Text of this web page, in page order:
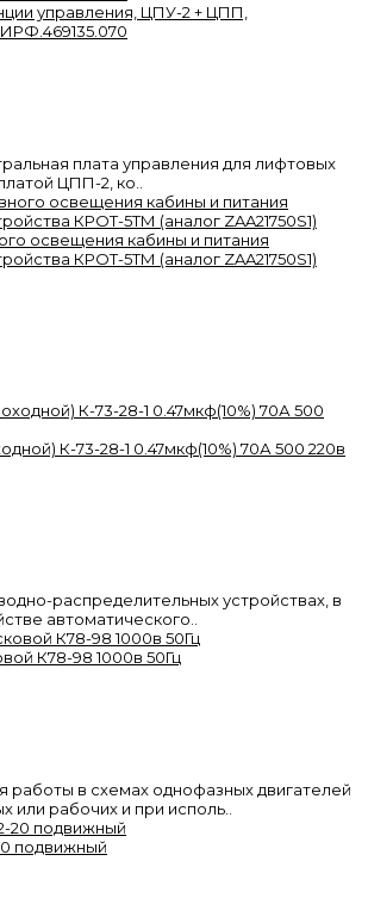
управления, ЦПУ-2 + ЦПП,
плата управления для лифтовых
ЦПП-2, ко..
освещения кабины и питания
КРОТ-5ТМ (аналог ZAA21750S1)
К-73-28-1 0.47мкф(10%) 70А 500 220в
распределительных устройствах, в
автоматического..
К78-98 1000в 50Гц
работы в схемах однофазных двигателей
или рабочих и при исполь..
подвижный